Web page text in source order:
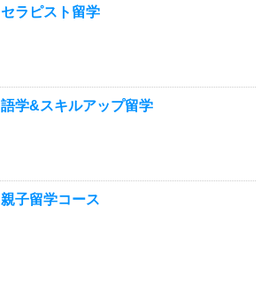
セラピスト留学
語学&スキルアップ留学
親子留学コース